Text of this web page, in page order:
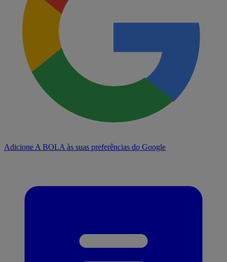
Adicione A BOLA às suas preferências do Google